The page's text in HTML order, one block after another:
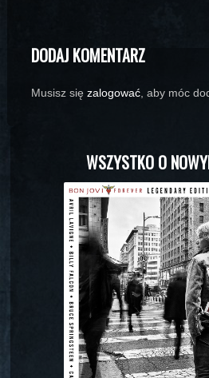
DODAJ KOMENTARZ
Musisz się zalogować, aby móc
WSZYSTKO O